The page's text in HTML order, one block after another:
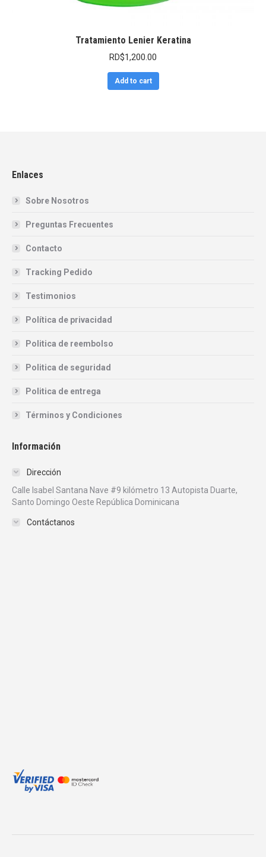
Tratamiento Lenier Keratina
RD$1,200.00
Add to cart
Enlaces
Sobre Nosotros
Preguntas Frecuentes
Contacto
Tracking Pedido
Testimonios
Política de privacidad
Politica de reembolso
Politica de seguridad
Politica de entrega
Términos y Condiciones
Información
Dirección
Calle Isabel Santana Nave #9 kilómetro 13 Autopista Duarte,
Santo Domingo Oeste República Dominicana
Contáctanos